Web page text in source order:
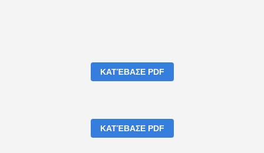
ΚΑΤΈΒΑΣΕ PDF
ΚΑΤΈΒΑΣΕ PDF